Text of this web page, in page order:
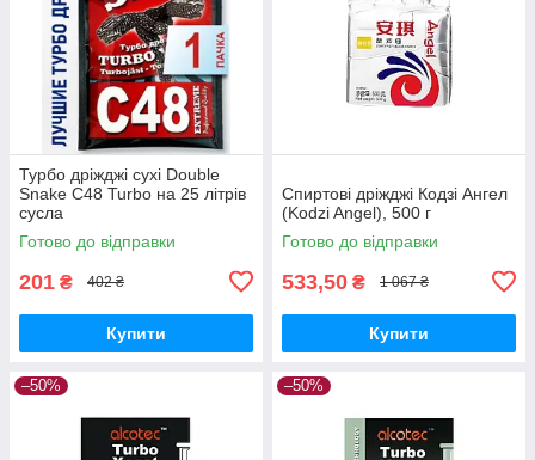
Турбо дріжджі сухі Double
Snake C48 Turbo на 25 літрів
сусла
Готово до відправки
201 ₴ 402 ₴
Купити
Спиртові дріжджі Кодзі Ангел
(Kodzi Angel), 500 г
Готово до відправки
533,50 ₴ 1 067 ₴
Купити
–50% –50%